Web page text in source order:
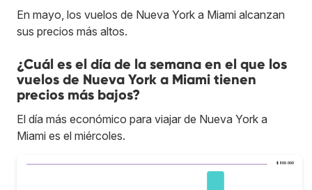
En mayo, los vuelos de Nueva York a Miami alcanzan
sus precios más altos.
¿Cuál es el día de la semana en el que los
vuelos de Nueva York a Miami tienen
precios más bajos?
El día más económico para viajar de Nueva York a
Miami es el miércoles.
$ 800.000